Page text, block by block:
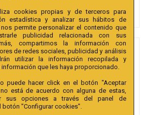
TX 10 X
1U.
75mm 1/4" Extra.
cookies propias y de terceros para
estadística y analizar sus hábitos de
permite personalizar el contenido que
publicidad relacionada con sus
compartimos la información con
de redes sociales, publicidad y análisis
utilizar la información recopilada y
que les haya proporcionado.
puede hacer click en el botón "Aceptar
está de acuerdo con alguna de estas,
sus opciones a través del panel de
"Configurar cookies".